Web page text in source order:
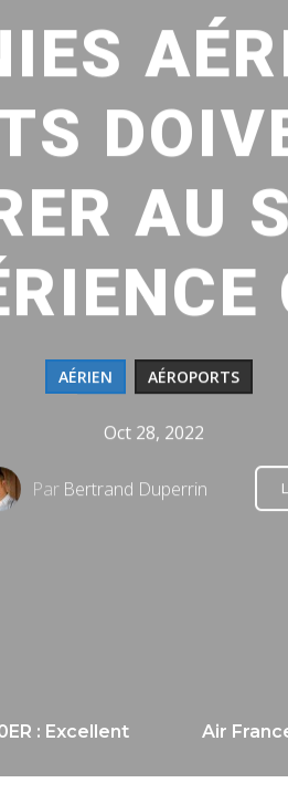
: Excellent
Air
AU
AÉRIEN AÉROPORTS
Oct 28, 2022
Par Bertrand Duperrin